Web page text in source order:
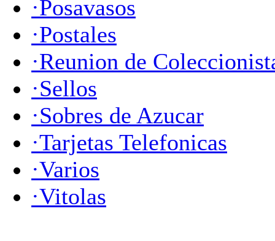
·Posavasos
·Postales
·Reunion de
·Sellos
·Sobres de Azucar
·Tarjetas Telefonicas
·Varios
·Vitolas